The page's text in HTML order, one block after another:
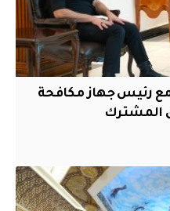
رئيس جهاز مكافحة
المشترك